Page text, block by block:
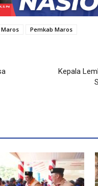
Pemkab Maros
Kepala